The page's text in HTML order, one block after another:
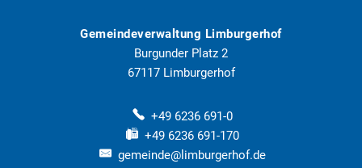
Gemeindeverwaltung Limburgerhof
Burgunder Platz 2
67117 Limburgerhof
+49 6236 691-0
+49 6236 691-170
gemeinde@limburgerhof.de